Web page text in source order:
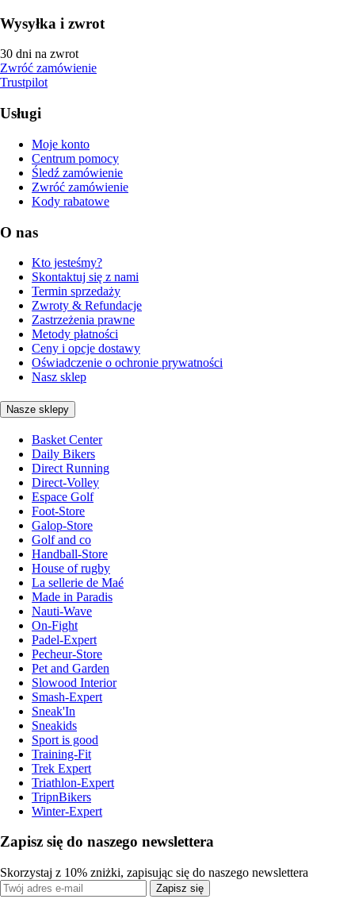
Wysyłka i zwrot
30 dni na zwrot
Zwróć zamówienie
Trustpilot
Usługi
Moje konto
Centrum pomocy
Śledź zamówienie
Zwróć zamówienie
Kody rabatowe
O nas
Kto jesteśmy?
Skontaktuj się z nami
Termin sprzedaży
Zwroty & Refundacje
Zastrzeżenia prawne
Metody płatności
Ceny i opcje dostawy
Oświadczenie o ochronie prywatności
Nasz sklep
Nasze sklepy
Basket Center
Daily Bikers
Direct Running
Direct-Volley
Espace Golf
Foot-Store
Galop-Store
Golf and co
Handball-Store
House of rugby
La sellerie de Maé
Made in Paradis
Nauti-Wave
On-Fight
Padel-Expert
Pecheur-Store
Pet and Garden
Slowood Interior
Smash-Expert
Sneak'In
Sneakids
Sport is good
Training-Fit
Trek Expert
Triathlon-Expert
TripnBikers
Winter-Expert
Zapisz się do naszego newslettera
Skorzystaj z 10% zniżki, zapisując się do naszego newslettera
Zapisz się